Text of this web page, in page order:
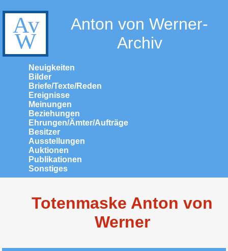
Anton von Werner-
Archiv
Neuigkeiten
Bilder
Briefe/Texte/Reden
Ereignisse
Meinungen
Beziehungen
Ehrungen/Ämter/Aufträge
Besitzer
Ausstellungen
Auktionen
Publikationen
Sonstiges
Totenmaske Anton von
Werner